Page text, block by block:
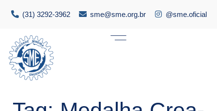
(31) 3292-3962 sme@sme.org.br @sme.oficial